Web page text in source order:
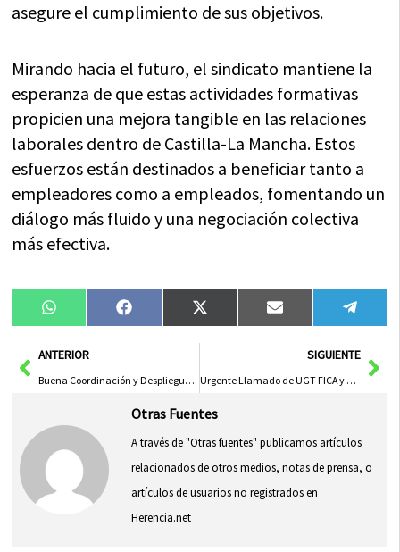
asegure el cumplimiento de sus objetivos.
Mirando hacia el futuro, el sindicato mantiene la
esperanza de que estas actividades formativas
propicien una mejora tangible en las relaciones
laborales dentro de Castilla-La Mancha. Estos
esfuerzos están destinados a beneficiar tanto a
empleadores como a empleados, fomentando un
diálogo más fluido y una negociación colectiva
más efectiva.
Compartir
en
WhatsAppCompartir
en
FacebookCompartir
en
X
(Twitter)
Compartir
en
Email
en
AntANTERIOR
Buena Coordinación y Despliegue de Medios Frente al Temporal en Castilla-La Mancha
SIGUIENTE
Urgente Llamado de UGT FICA y CCOO a Iberdrola para Desbloquear el Convenio Colectivo
Otras Fuentes
A través de "Otras fuentes" publicamos artículos
relacionados de otros medios, notas de prensa, o
artículos de usuarios no registrados en
Herencia.net